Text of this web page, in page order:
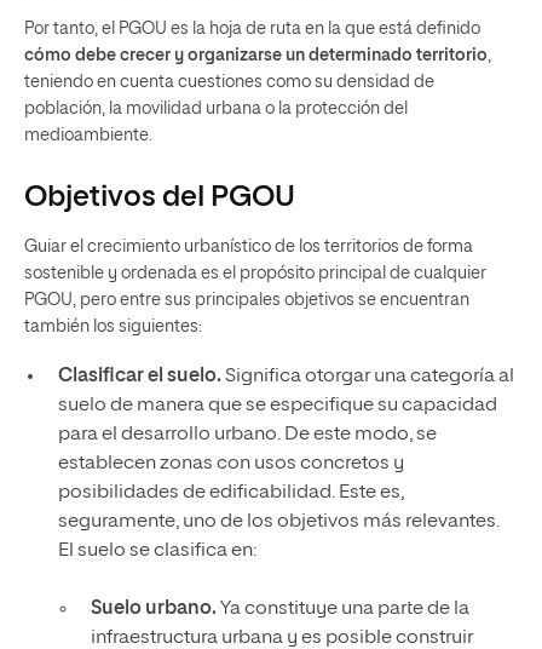
Por tanto, el PGOU es la hoja de ruta en la que está definido
cómo debe crecer y organizarse un determinado territorio
teniendo en cuenta cuestiones como su densidad de
población, la movilidad urbana o la protección del
medioambiente.
Objetivos del PGOU
Guiar el crecimiento urbanístico de los territorios de forma
sostenible y ordenada es el propósito principal de cualquier
PGOU, pero entre sus principales objetivos se encuentran
también los siguientes:
Clasificar el suelo. Significa otorgar una categoría al
suelo de manera que se especifique su capacidad
para el desarrollo urbano. De este modo, se
establecen zonas con usos concretos y
posibilidades de edificabilidad. Este es,
seguramente, uno de los objetivos más relevantes.
El suelo se clasifica en:
Suelo urbano. Ya constituye una parte de la
infraestructura urbana y es posible construir